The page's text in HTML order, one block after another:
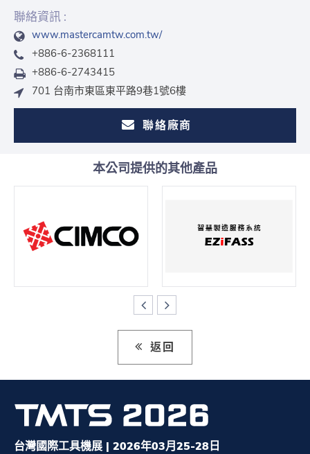
聯絡資訊 :
www.mastercamtw.com.tw/
+886-6-2368111
+886-6-2743415
701 台南市東區東平路9巷1號6樓
聯絡廠商
本公司提供的其他產品
返回
台灣國際工具機展 | 2026年03月25-28日